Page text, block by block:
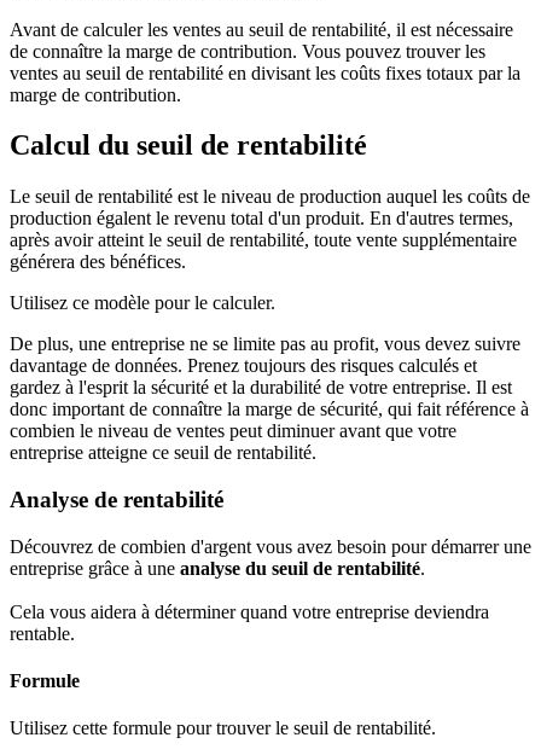
Avant de calculer les ventes au seuil de rentabilité, il est nécessaire
de connaître la marge de contribution. Vous pouvez trouver les
ventes au seuil de rentabilité en divisant les coûts fixes totaux par la
marge de contribution.
Calcul du seuil de rentabilité
Le seuil de rentabilité est le niveau de production auquel les coûts de
production égalent le revenu total d'un produit. En d'autres termes,
après avoir atteint le seuil de rentabilité, toute vente supplémentaire
générera des bénéfices.
Utilisez ce modèle pour le calculer.
De plus, une entreprise ne se limite pas au profit, vous devez suivre
davantage de données. Prenez toujours des risques calculés et
gardez à l'esprit la sécurité et la durabilité de votre entreprise. Il est
donc important de connaître la marge de sécurité, qui fait référence à
combien le niveau de ventes peut diminuer avant que votre
entreprise atteigne ce seuil de rentabilité.
Analyse de rentabilité
Découvrez de combien d'argent vous avez besoin pour démarrer une
entreprise grâce à une analyse du seuil de rentabilité.
Cela vous aidera à déterminer quand votre entreprise deviendra
rentable.
Formule
Utilisez cette formule pour trouver le seuil de rentabilité.